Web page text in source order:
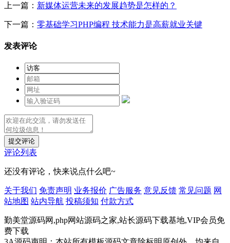
上一篇： 新媒体运营未来的发展趋势是怎样的？
下一篇： 零基础学习PHP编程 技术能力是高薪就业关键
发表评论
提交评论
评论列表
还没有评论，快来说点什么吧~
关于我们 免责声明 业务报价 广告服务 意见反馈 常见问题 网
站地图 站内导航 投稿须知 付款方式
勤美堂源码网,php网站源码之家,站长源码下载基地,VIP会员免
费下载